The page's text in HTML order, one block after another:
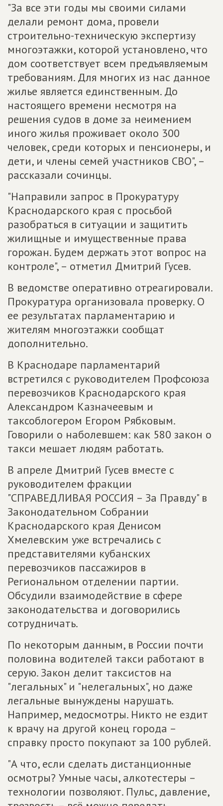
"За все эти годы мы своими силами
делали ремонт дома, провели
строительно-техническую экспертизу
многоэтажки, которой установлено, что
дом соответствует всем предъявляемым
требованиям. Для многих из нас данное
жилье является единственным. До
настоящего времени несмотря на
решения судов в доме за неимением
иного жилья проживает около 300
человек, среди которых и пенсионеры, и
дети, и члены семей участников СВО", –
рассказали сочинцы.
"Направили запрос в Прокуратуру
Краснодарского края с просьбой
разобраться в ситуации и защитить
жилищные и имущественные права
горожан. Будем держать этот вопрос на
контроле", – отметил Дмитрий Гусев.
В ведомстве оперативно отреагировали.
Прокуратура организовала проверку. О
ее результатах парламентарию и
жителям многоэтажки сообщат
дополнительно.
В Краснодаре парламентарий
встретился с руководителем Профсоюза
перевозчиков Краснодарского края
Александром Казначеевым и
таксоблогером Егором Рябковым.
Говорили о наболевшем: как 580 закон о
такси мешает людям работать.
В апреле Дмитрий Гусев вместе с
руководителем фракции
"СПРАВЕДЛИВАЯ РОССИЯ – За Правду" в
Законодательном Собрании
Краснодарского края Денисом
Хмелевским уже встречались с
представителями кубанских
перевозчиков пассажиров в
Региональном отделении партии.
Обсудили взаимодействие в сфере
законодательства и договорились
сотрудничать.
По некоторым данным, в России почти
половина водителей такси работают в
серую. Закон делит таксистов на
"легальных" и "нелегальных", но даже
легальные вынуждены нарушать.
Например, медосмотры. Никто не ездит
к врачу на другой конец города –
справку просто покупают за 100 рублей.
"А что, если сделать дистанционные
осмотры? Умные часы, алкотестеры –
технологии позволяют. Пульс, давление,